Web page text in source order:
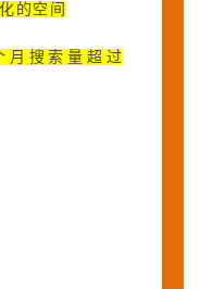
的空间
月搜索量超过